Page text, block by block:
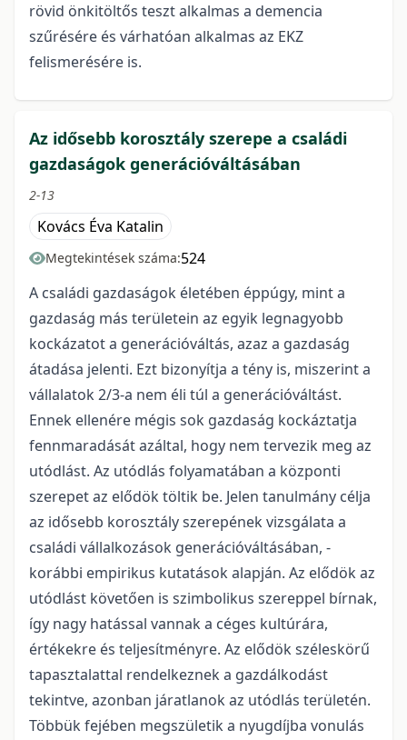
rövid önkitöltős teszt alkalmas a demencia
szűrésére és várhatóan alkalmas az EKZ
felismerésére is.
Az idősebb korosztály szerepe a családi
gazdaságok generációváltásában
2-13
Kovács Éva Katalin
Megtekintések száma:524
A családi gazdaságok életében éppúgy, mint a
gazdaság más területein az egyik legnagyobb
kockázatot a generációváltás, azaz a gazdaság
átadása jelenti. Ezt bizonyítja a tény is, miszerint a
vállalatok 2/3-a nem éli túl a generációváltást.
Ennek ellenére mégis sok gazdaság kockáztatja
fennmaradását azáltal, hogy nem tervezik meg az
utódlást. Az utódlás folyamatában a központi
szerepet az elődök töltik be. Jelen tanulmány célja
az idősebb korosztály szerepének vizsgálata a
családi vállalkozások generációváltásában, -
korábbi empirikus kutatások alapján. Az elődök az
utódlást követően is szimbolikus szereppel bírnak,
így nagy hatással vannak a céges kultúrára,
értékekre és teljesítményre. Az elődök széleskörű
tapasztalattal rendelkeznek a gazdálkodást
tekintve, azonban járatlanok az utódlás területén.
Többük fejében megszületik a nyugdíjba vonulás